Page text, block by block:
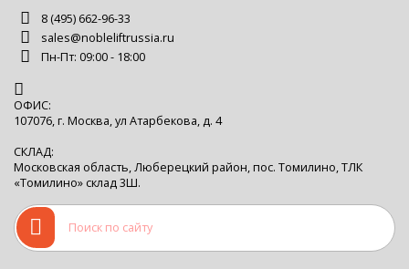
8 (495) 662-96-33
sales@nobleliftrussia.ru
Пн-Пт: 09:00 - 18:00
ОФИС:
107076, г. Москва, ул Атарбекова, д. 4
СКЛАД:
Московская область, Люберецкий район, пос. Томилино, ТЛК
«Томилино» склад 3Ш.